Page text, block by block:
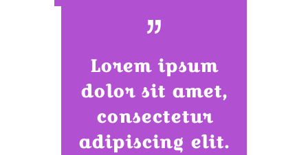
Lorem ipsum
dolor sit amet,
consectetur
adipiscing elit.